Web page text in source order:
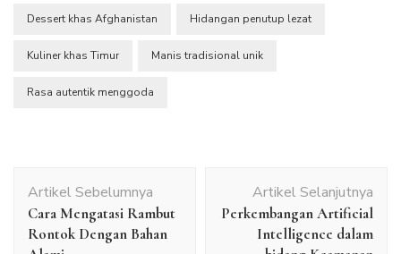
Dessert khas Afghanistan Hidangan penutup lezat
Kuliner khas Timur Manis tradisional unik
Rasa autentik menggoda
Artikel
Artikel Sebelumnya
Cara Mengatasi Rambut
Rontok Dengan Bahan
Artikel Selanjutnya
Perkembangan Artificial
Intelligence dalam